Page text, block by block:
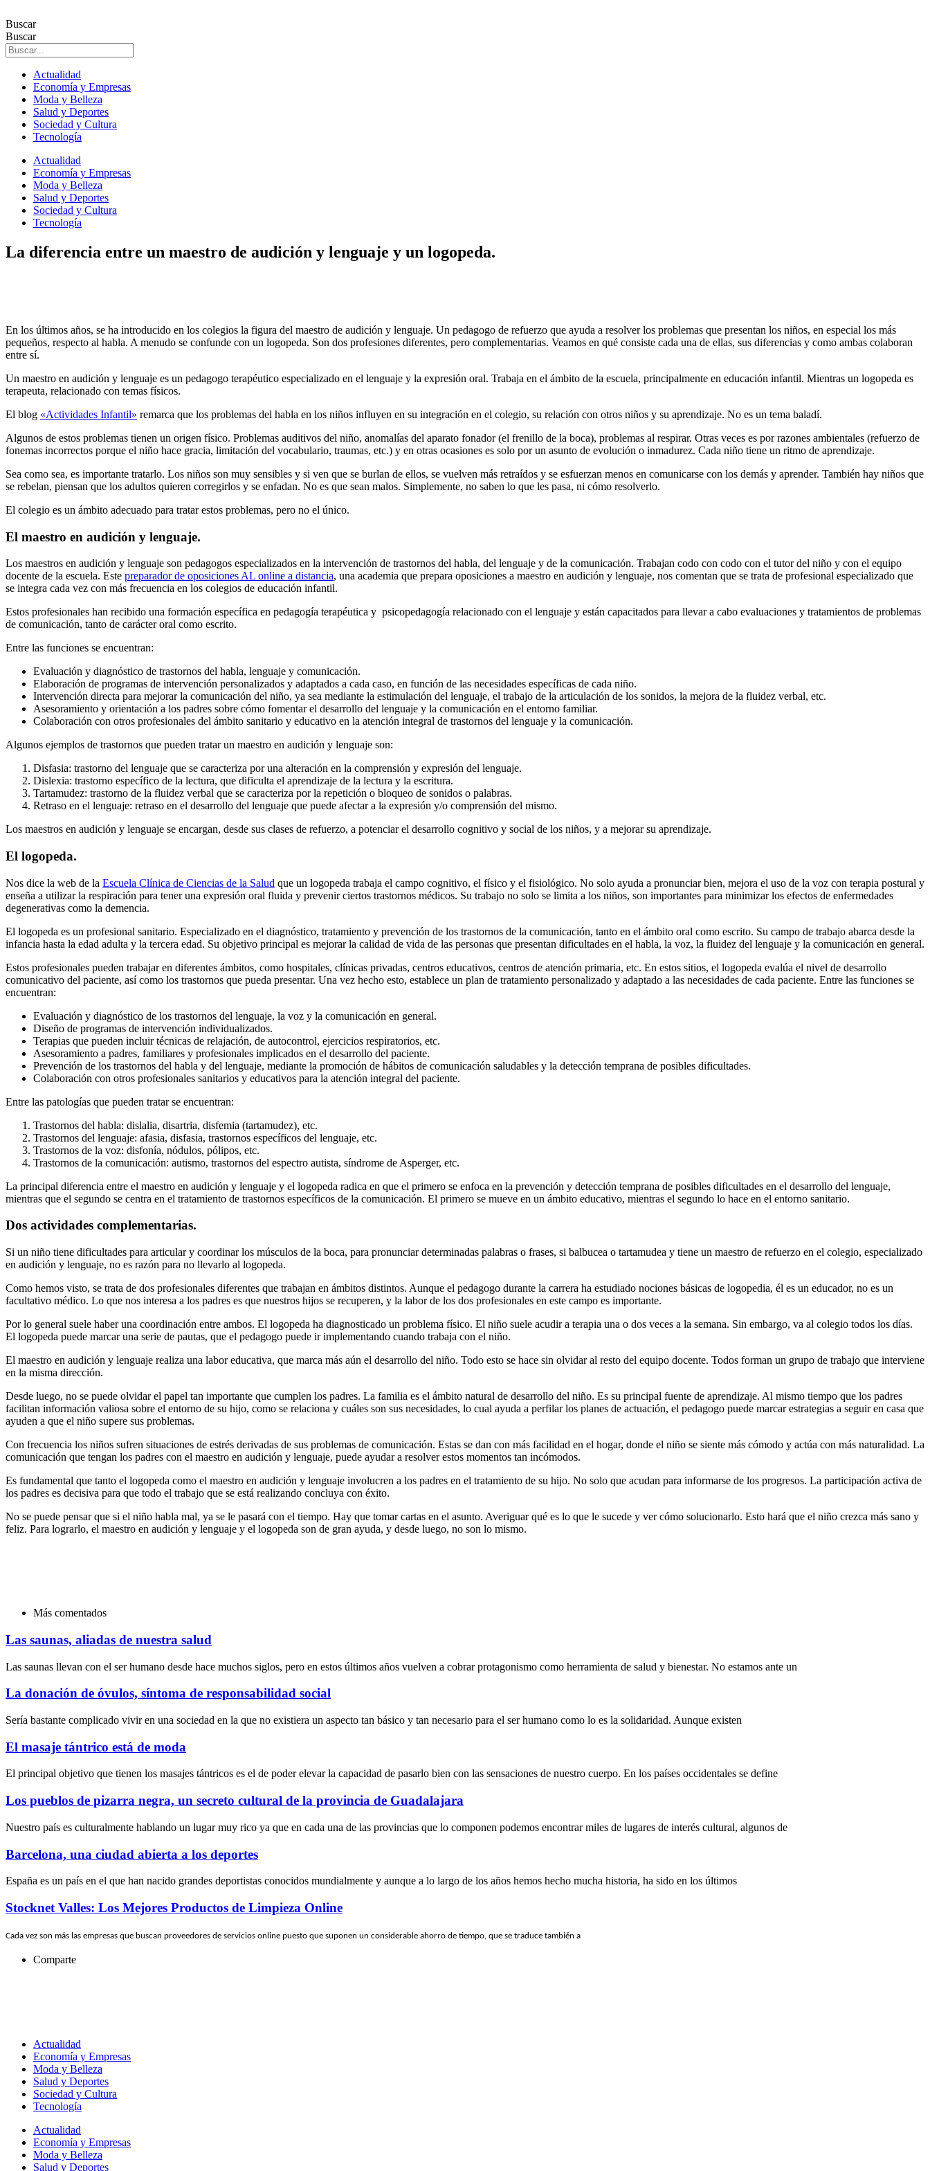
al
contenido
Buscar
Buscar
Actualidad
Economía y Empresas
Moda y Belleza
Salud y Deportes
Sociedad y Cultura
Tecnología
Actualidad
Economía y Empresas
Moda y Belleza
Salud y Deportes
Sociedad y Cultura
Tecnología
La diferencia entre un maestro de audición y lenguaje y un logopeda.
En los últimos años, se ha introducido en los colegios la figura del maestro de audición y lenguaje. Un pedagogo de refuerzo que ayuda a resolver los problemas que presentan los niños, en especial los más
pequeños, respecto al habla. A menudo se confunde con un logopeda. Son dos profesiones diferentes, pero complementarias. Veamos en qué consiste cada una de ellas, sus diferencias y como ambas colaboran
entre sí.
Un maestro en audición y lenguaje es un pedagogo terapéutico especializado en el lenguaje y la expresión oral. Trabaja en el ámbito de la escuela, principalmente en educación infantil. Mientras un logopeda es
terapeuta, relacionado con temas físicos.
El blog «Actividades Infantil» remarca que los problemas del habla en los niños influyen en su integración en el colegio, su relación con otros niños y su aprendizaje. No es un tema baladí.
Algunos de estos problemas tienen un origen físico. Problemas auditivos del niño, anomalías del aparato fonador (el frenillo de la boca), problemas al respirar. Otras veces es por razones ambientales (refuerzo de
fonemas incorrectos porque el niño hace gracia, limitación del vocabulario, traumas, etc.) y en otras ocasiones es solo por un asunto de evolución o inmadurez. Cada niño tiene un ritmo de aprendizaje.
Sea como sea, es importante tratarlo. Los niños son muy sensibles y si ven que se burlan de ellos, se vuelven más retraídos y se esfuerzan menos en comunicarse con los demás y aprender. También hay niños que
se rebelan, piensan que los adultos quieren corregirlos y se enfadan. No es que sean malos. Simplemente, no saben lo que les pasa, ni cómo resolverlo.
El colegio es un ámbito adecuado para tratar estos problemas, pero no el único.
El maestro en audición y lenguaje.
Los maestros en audición y lenguaje son pedagogos especializados en la intervención de trastornos del habla, del lenguaje y de la comunicación. Trabajan codo con codo con el tutor del niño y con el equipo
docente de la escuela. Este preparador de oposiciones AL online a distancia, una academia que prepara oposiciones a maestro en audición y lenguaje, nos comentan que se trata de profesional especializado que
se integra cada vez con más frecuencia en los colegios de educación infantil.
Estos profesionales han recibido una formación específica en pedagogía terapéutica y psicopedagogía relacionado con el lenguaje y están capacitados para llevar a cabo evaluaciones y tratamientos de problemas
de comunicación, tanto de carácter oral como escrito.
Entre las funciones se encuentran:
Evaluación y diagnóstico de trastornos del habla, lenguaje y comunicación.
Elaboración de programas de intervención personalizados y adaptados a cada caso, en función de las necesidades específicas de cada niño.
Intervención directa para mejorar la comunicación del niño, ya sea mediante la estimulación del lenguaje, el trabajo de la articulación de los sonidos, la mejora de la fluidez verbal, etc.
Asesoramiento y orientación a los padres sobre cómo fomentar el desarrollo del lenguaje y la comunicación en el entorno familiar.
Colaboración con otros profesionales del ámbito sanitario y educativo en la atención integral de trastornos del lenguaje y la comunicación.
Algunos ejemplos de trastornos que pueden tratar un maestro en audición y lenguaje son:
Disfasia: trastorno del lenguaje que se caracteriza por una alteración en la comprensión y expresión del lenguaje.
Dislexia: trastorno específico de la lectura, que dificulta el aprendizaje de la lectura y la escritura.
Tartamudez: trastorno de la fluidez verbal que se caracteriza por la repetición o bloqueo de sonidos o palabras.
Retraso en el lenguaje: retraso en el desarrollo del lenguaje que puede afectar a la expresión y/o comprensión del mismo.
Los maestros en audición y lenguaje se encargan, desde sus clases de refuerzo, a potenciar el desarrollo cognitivo y social de los niños, y a mejorar su aprendizaje.
El logopeda.
Nos dice la web de la Escuela Clínica de Ciencias de la Salud que un logopeda trabaja el campo cognitivo, el físico y el fisiológico. No solo ayuda a pronunciar bien, mejora el uso de la voz con terapia postural y
enseña a utilizar la respiración para tener una expresión oral fluida y prevenir ciertos trastornos médicos. Su trabajo no solo se limita a los niños, son importantes para minimizar los efectos de enfermedades
degenerativas como la demencia.
El logopeda es un profesional sanitario. Especializado en el diagnóstico, tratamiento y prevención de los trastornos de la comunicación, tanto en el ámbito oral como escrito. Su campo de trabajo abarca desde la
infancia hasta la edad adulta y la tercera edad. Su objetivo principal es mejorar la calidad de vida de las personas que presentan dificultades en el habla, la voz, la fluidez del lenguaje y la comunicación en general.
Estos profesionales pueden trabajar en diferentes ámbitos, como hospitales, clínicas privadas, centros educativos, centros de atención primaria, etc. En estos sitios, el logopeda evalúa el nivel de desarrollo
comunicativo del paciente, así como los trastornos que pueda presentar. Una vez hecho esto, establece un plan de tratamiento personalizado y adaptado a las necesidades de cada paciente. Entre las funciones se
encuentran:
Evaluación y diagnóstico de los trastornos del lenguaje, la voz y la comunicación en general.
Diseño de programas de intervención individualizados.
Terapias que pueden incluir técnicas de relajación, de autocontrol, ejercicios respiratorios, etc.
Asesoramiento a padres, familiares y profesionales implicados en el desarrollo del paciente.
Prevención de los trastornos del habla y del lenguaje, mediante la promoción de hábitos de comunicación saludables y la detección temprana de posibles dificultades.
Colaboración con otros profesionales sanitarios y educativos para la atención integral del paciente.
Entre las patologías que pueden tratar se encuentran:
Trastornos del habla: dislalia, disartria, disfemia (tartamudez), etc.
Trastornos del lenguaje: afasia, disfasia, trastornos específicos del lenguaje, etc.
Trastornos de la voz: disfonía, nódulos, pólipos, etc.
Trastornos de la comunicación: autismo, trastornos del espectro autista, síndrome de Asperger, etc.
La principal diferencia entre el maestro en audición y lenguaje y el logopeda radica en que el primero se enfoca en la prevención y detección temprana de posibles dificultades en el desarrollo del lenguaje,
mientras que el segundo se centra en el tratamiento de trastornos específicos de la comunicación. El primero se mueve en un ámbito educativo, mientras el segundo lo hace en el entorno sanitario.
Dos actividades complementarias.
Si un niño tiene dificultades para articular y coordinar los músculos de la boca, para pronunciar determinadas palabras o frases, si balbucea o tartamudea y tiene un maestro de refuerzo en el colegio, especializado
en audición y lenguaje, no es razón para no llevarlo al logopeda.
Como hemos visto, se trata de dos profesionales diferentes que trabajan en ámbitos distintos. Aunque el pedagogo durante la carrera ha estudiado nociones básicas de logopedia, él es un educador, no es un
facultativo médico. Lo que nos interesa a los padres es que nuestros hijos se recuperen, y la labor de los dos profesionales en este campo es importante.
Por lo general suele haber una coordinación entre ambos. El logopeda ha diagnosticado un problema físico. El niño suele acudir a terapia una o dos veces a la semana. Sin embargo, va al colegio todos los días.
El logopeda puede marcar una serie de pautas, que el pedagogo puede ir implementando cuando trabaja con el niño.
El maestro en audición y lenguaje realiza una labor educativa, que marca más aún el desarrollo del niño. Todo esto se hace sin olvidar al resto del equipo docente. Todos forman un grupo de trabajo que interviene
en la misma dirección.
Desde luego, no se puede olvidar el papel tan importante que cumplen los padres. La familia es el ámbito natural de desarrollo del niño. Es su principal fuente de aprendizaje. Al mismo tiempo que los padres
facilitan información valiosa sobre el entorno de su hijo, como se relaciona y cuáles son sus necesidades, lo cual ayuda a perfilar los planes de actuación, el pedagogo puede marcar estrategias a seguir en casa que
ayuden a que el niño supere sus problemas.
Con frecuencia los niños sufren situaciones de estrés derivadas de sus problemas de comunicación. Estas se dan con más facilidad en el hogar, donde el niño se siente más cómodo y actúa con más naturalidad. La
comunicación que tengan los padres con el maestro en audición y lenguaje, puede ayudar a resolver estos momentos tan incómodos.
Es fundamental que tanto el logopeda como el maestro en audición y lenguaje involucren a los padres en el tratamiento de su hijo. No solo que acudan para informarse de los progresos. La participación activa de
los padres es decisiva para que todo el trabajo que se está realizando concluya con éxito.
No se puede pensar que si el niño habla mal, ya se le pasará con el tiempo. Hay que tomar cartas en el asunto. Averiguar qué es lo que le sucede y ver cómo solucionarlo. Esto hará que el niño crezca más sano y
feliz. Para lograrlo, el maestro en audición y lenguaje y el logopeda son de gran ayuda, y desde luego, no son lo mismo.
Más comentados
Las saunas, aliadas de nuestra salud
Las saunas llevan con el ser humano desde hace muchos siglos, pero en estos últimos años vuelven a cobrar protagonismo como herramienta de salud y bienestar. No estamos ante un
La donación de óvulos, síntoma de responsabilidad social
Sería bastante complicado vivir en una sociedad en la que no existiera un aspecto tan básico y tan necesario para el ser humano como lo es la solidaridad. Aunque existen
El masaje tántrico está de moda
El principal objetivo que tienen los masajes tántricos es el de poder elevar la capacidad de pasarlo bien con las sensaciones de nuestro cuerpo. En los países occidentales se define
Los pueblos de pizarra negra, un secreto cultural de la provincia de Guadalajara
Nuestro país es culturalmente hablando un lugar muy rico ya que en cada una de las provincias que lo componen podemos encontrar miles de lugares de interés cultural, algunos de
Barcelona, una ciudad abierta a los deportes
España es un país en el que han nacido grandes deportistas conocidos mundialmente y aunque a lo largo de los años hemos hecho mucha historia, ha sido en los últimos
Stocknet Valles: Los Mejores Productos de Limpieza Online
Cada vez son más las empresas que buscan proveedores de servicios online puesto que suponen un considerable ahorro de tiempo, que se traduce también a
Comparte
Actualidad
Economía y Empresas
Moda y Belleza
Salud y Deportes
Sociedad y Cultura
Tecnología
Actualidad
Economía y Empresas
Moda y Belleza
Salud y Deportes